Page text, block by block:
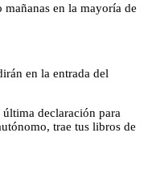
en la mayoría de
en la entrada del
declaración para
trae tus libros de